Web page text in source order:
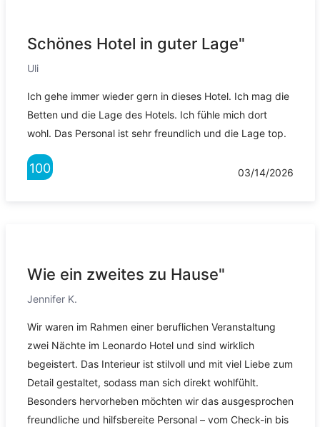
Schönes Hotel in guter Lage"
Uli
Ich gehe immer wieder gern in dieses Hotel. Ich mag die
Betten und die Lage des Hotels. Ich fühle mich dort
wohl. Das Personal ist sehr freundlich und die Lage top.
100 03/14/2026
Wie ein zweites zu Hause"
Jennifer K.
Wir waren im Rahmen einer beruflichen Veranstaltung
zwei Nächte im Leonardo Hotel und sind wirklich
begeistert. Das Interieur ist stilvoll und mit viel Liebe zum
Detail gestaltet, sodass man sich direkt wohlfühlt.
Besonders hervorheben möchten wir das ausgesprochen
freundliche und hilfsbereite Personal – vom Check-in bis